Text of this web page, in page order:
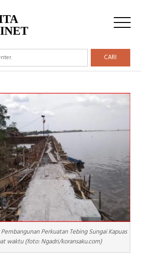
CARI
Perkuatan Tebing Sungai Kapuas
waktu (foto: Ngadri/koransaku.com)